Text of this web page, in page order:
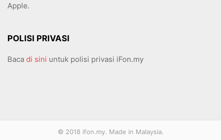
Apple.
POLISI PRIVASI
Baca di sini untuk polisi privasi iFon.my
© 2018 ifon.my. Made in Malaysia.